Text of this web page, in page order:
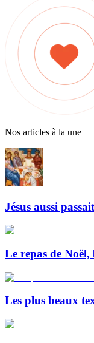
Nos articles à la une
Jésus aussi
Le repas de
Les plus beaux